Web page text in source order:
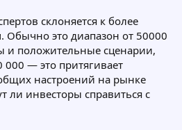
склоняется к более
это диапазон от 50000
и положительные сценарии,
000 — это притягивает
настроений на рынке
ли инвесторы справиться с